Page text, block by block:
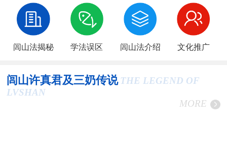
闾山法揭秘 学法误区 闾山法介绍 文化推广
闾山许真君及三奶传说 THE LEGEND OF
LVSHAN
MORE